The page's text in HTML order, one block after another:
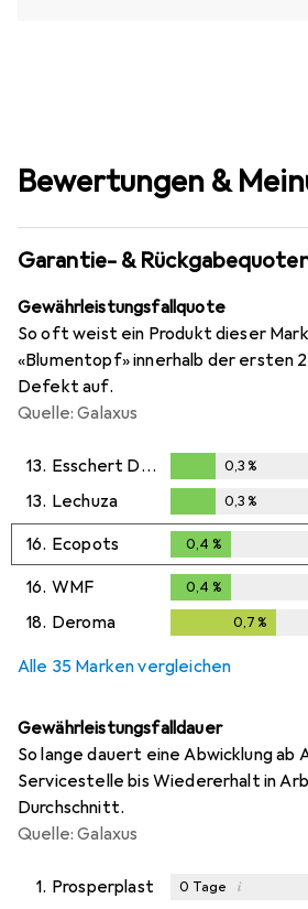
Bewertungen &
Garantie- &
Gewährleistungsfallquote
So oft weist ein Produkt dieser
«Blumentopf» innerhalb der ersten
Defekt auf.
Quelle: Galaxus
13. Esschert Design
0,3%
0,3%
13. Lechuza
0,3%
0,3%
16. Ecopots 0,4 %
16. WMF 0,4 %
18. Deroma 0,7 %
Alle 35 Marken vergleichen
Gewährleistungsfalldauer
So lange dauert eine Abwicklung ab
Servicestelle bis Wiedererhalt in
Durchschnitt.
Quelle: Galaxus
1. Prosperplast 0 Tage i